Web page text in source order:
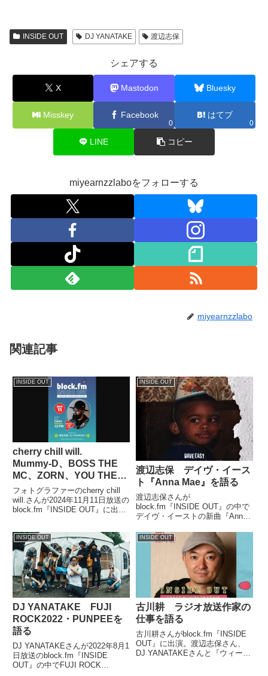
INSIDE OUT DJ YANATAKE 渡辺志保
シェアする
X Mastodon Bluesky
Misskey Facebook
0
はてブ
0
LINE コピー
miyearnzzlaboをフォローする
miyearnzzlabo
関連記事
INSIDE OUT
cherry chill will.
Mummy-D、BOSS THE
MC、ZORN、YOU THE
ROCK★、OMSB談笑写真
を語る
フォトグラファーのcherry chill
will.さんが2024年11月11日放送の
block.fm『INSIDE OUT』に出
of my life-』について話す中で、
写真集に掲載されているMummy-
D、BOSS THE MC、ZORN、
YOU THE ROCK★、OMSBが談
笑している写真について話してい
ました。
INSIDE OUT
渡辺志保 デイヴ・イース
ト『Anna Mae』を語る
渡辺志保さんが
block.fm『INSIDE OUT』の中で
デイヴ・イーストの新曲『Anna
辺志保）はい。というわけで次の
曲をお届けしたいと思うんですけ
ども。次は西からググッと地図を
右側に寄せまして、東海...
INSIDE OUT
DJ YANATAKE FUJI
ROCK2022・PUNPEEを
語る
DJ YANATAKEさんが2022年8月1
日放送のblock.fm『INSIDE
OUT』の中でFUJI ROCK
INSIDE OUT
古川耕 ラジオ放送作家の
仕事を語る
古川耕さんがblock.fm『INSIDE
OUT』に出演。渡辺志保さん、
DJ YANATAKEさんと『ウィーク